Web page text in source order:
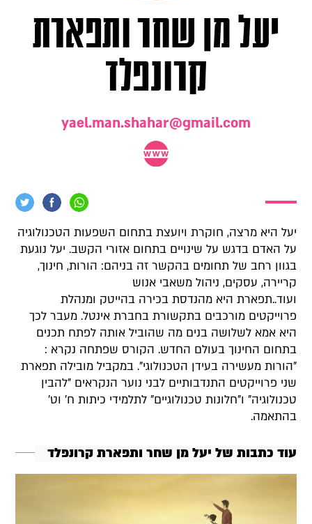
יעל היא מרצה, חוקרת ויועצת בתחום השפעות הטכנולוגיה
על האדם בדגש על שינויים בתחום אזורי הקשב. יעל נוגעת
בגוון רחב של תחומים בהקשר זה בניהם: הורות, חינוך,
קריירה, עסקים, ניהול משאבי אנוש
ועוד..תפארת היא מהנדסת בכירה בהייטק ומנהלת
פרוייקטים מורכבים בתקשורת בחברת אינטל. מעבר לכך
היא אמא לשלושה בנים מה שהוביל אותה לפתח תכנים
בתחום החינוך בעולם החדש. הקורס שפתחה נקרא :
"הורות מעשירה בעידן הטכנולוגי". במקביל מובילה תפארת
שני פרוייקטים התנדבותיים לבני נוער הנקראים "להבין
טכנולוגיה" ו"חלונות טכנולוגיים" לתלמידי כיתות ח' וט'
בהתאמה.
עוד כתבות של יעל מן שחר ותפארת קרונפלד
יעל מן שחר ותפארת
קרונפלד
yael.man.shahar@gmail.com